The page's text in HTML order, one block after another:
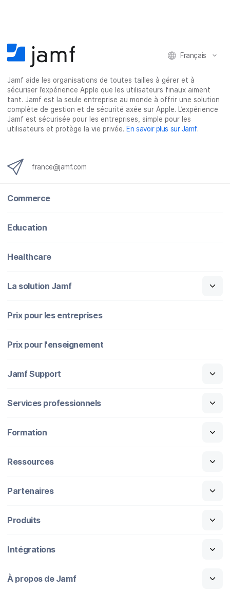
Français
Jamf aide les organisations de toutes tailles à gérer et à
sécuriser l’expérience Apple que les utilisateurs finaux aiment
tant. Jamf est la seule entreprise au monde à offrir une solution
complète de gestion et de sécurité axée sur Apple. L’expérience
Jamf est sécurisée pour les entreprises, simple pour les
utilisateurs et protège la vie privée. En savoir plus sur Jamf.
france@jamf.com
Commerce
Education
Healthcare
La solution Jamf
Prix pour les entreprises
Prix pour l'enseignement
Jamf Support
Services professionnels
Formation
Ressources
Partenaires
Produits
Intégrations
À propos de Jamf